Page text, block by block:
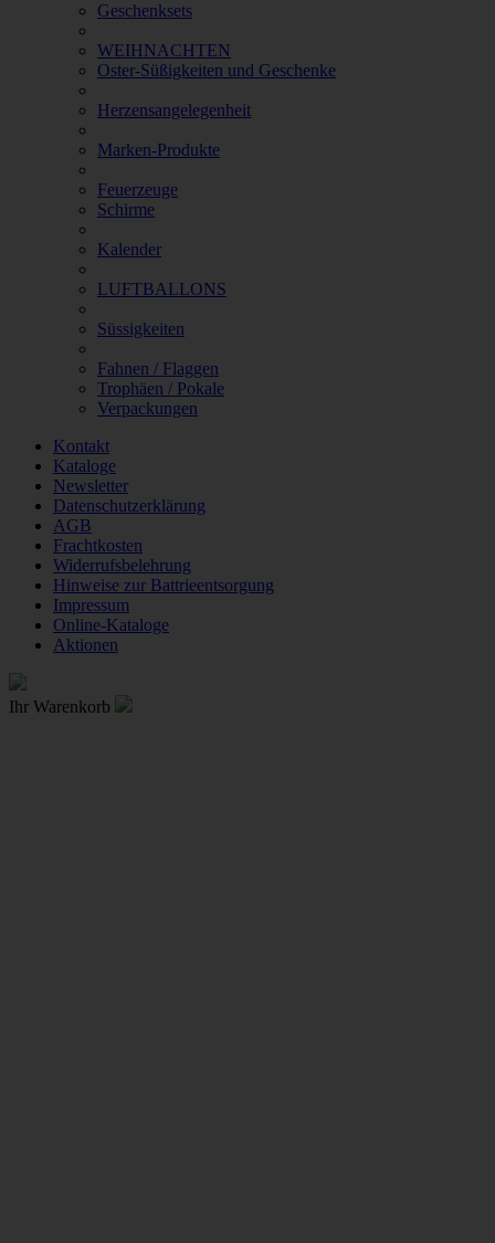
Geschenksets
WEIHNACHTEN
Oster-Süßigkeiten und Geschenke
Herzensangelegenheit
Marken-Produkte
Feuerzeuge
Schirme
Kalender
LUFTBALLONS
Süssigkeiten
Fahnen / Flaggen
Trophäen / Pokale
Verpackungen
Kontakt
Kataloge
Newsletter
Datenschutzerklärung
AGB
Frachtkosten
Widerrufsbelehrung
Hinweise zur Battrieentsorgung
Impressum
Online-Kataloge
Aktionen
Ihr Warenkorb